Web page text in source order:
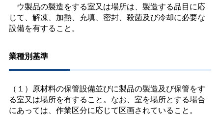
ウ製品の製造をする室又は場所は、製造する品目に応
じて、解凍、加熱、充填、密封、殺菌及び冷却に必要な
設備を有すること。
業種別基準
（１）原材料の保管設備並びに製品の製造及び保管をす
る室又は場所を有すること。なお、室を場所とする場合
にあっては、作業区分に応じて区画されていること。